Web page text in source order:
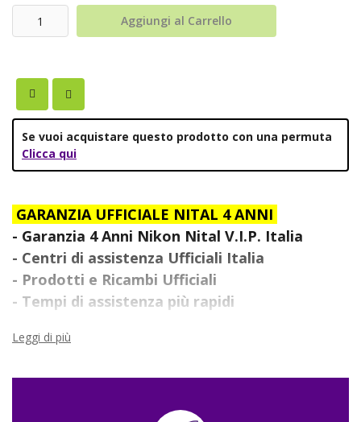
Aggiungi al Carrello
Se vuoi acquistare questo prodotto con una permuta
Clicca qui
GARANZIA UFFICIALE NITAL 4 ANNI
- Garanzia 4 Anni Nikon Nital V.I.P. Italia
- Centri di assistenza Ufficiali Italia
- Prodotti e Ricambi Ufficiali
- Tempi di assistenza più rapidi
Leggi di più